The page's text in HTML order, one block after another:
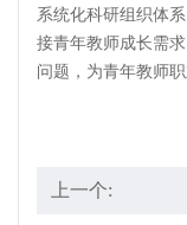
系统化科研组织体
接青年教师成长需
问题，为青年教师
上一个: